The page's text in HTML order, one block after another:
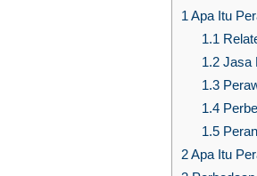
1 Apa Itu
1.1
1.2Jasa
1.3
1.4
1.5
2Apa Itu